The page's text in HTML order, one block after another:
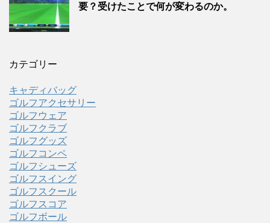
要？受けたことで何が変わるのか。
カテゴリー
キャディバッグ
ゴルフアクセサリー
ゴルフウェア
ゴルフクラブ
ゴルフグッズ
ゴルフコンペ
ゴルフシューズ
ゴルフスイング
ゴルフスクール
ゴルフスコア
ゴルフボール